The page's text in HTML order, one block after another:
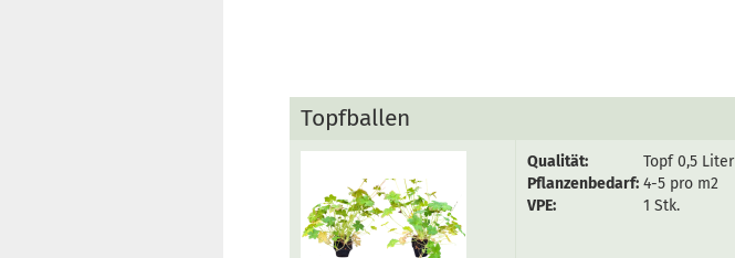
Topfballen
Qualität:
Topf 0,5 Liter
Pflanzenbedarf: 4-5 pro m2
VPE:
1 Stk.